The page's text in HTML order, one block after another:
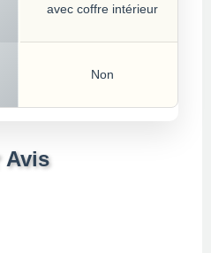
avec coffre intérieur
Non
Avis